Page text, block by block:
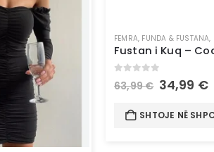
FEMRA, FUNDA & FUSTANA,
Fustan i Kuq –
out of 5
63,99€ 34,99 €
SHTOJE NË